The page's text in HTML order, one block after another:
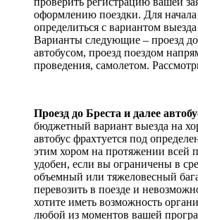
оформлению поездки. Для
определиться с вариантом
Варианты следующие – проезд до
автобусом, проезд поездом
проведения, самолетом.
Проезд до Бреста и далее
бюджетный вариант выезда на
автобус фрахтуется под
этим хором на протяжении всей
удобен, если вы ограничены в
объемный или тяжеловесный
перевозить в поезде и
хотите иметь возможность
любой из моментов вашей